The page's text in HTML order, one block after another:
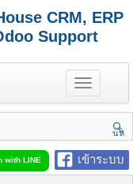
CRM, ERP
Support
T
o
g
e
n
a
v
นห
า
เข้าระบบ
with LINE